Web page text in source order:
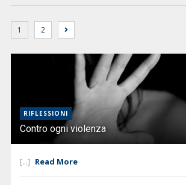
1 2
RIFLESSIONI
Contro ogni violenza
[...] Read More